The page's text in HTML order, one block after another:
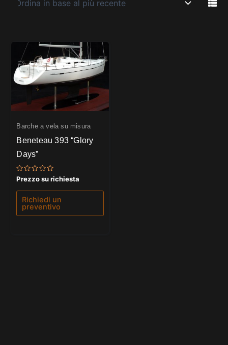
Barche a vela su misura
Beneteau 393 “Glory
Days”
Valutato
su
Prezzo su richiesta
Richiedi un
preventivo